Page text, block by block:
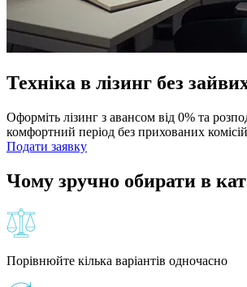
Техніка в лізинг без
Оформіть лізинг з авансом від 0% та
комфортний період без прихованих
Подати заявку
Чому зручно обирати в
Порівнюйте кілька варіантів одночасно